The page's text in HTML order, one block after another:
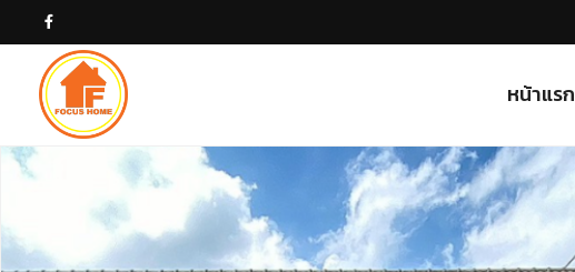
หน้าแรก